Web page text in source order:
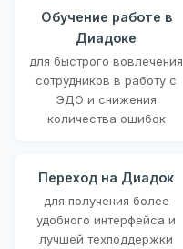
Обучение работе в
Диадоке
для быстрого вовлечения
сотрудников в работу с
ЭДО и снижения
количества ошибок
Переход на Диадок
для получения более
удобного интерфейса и
лучшей техподдержки